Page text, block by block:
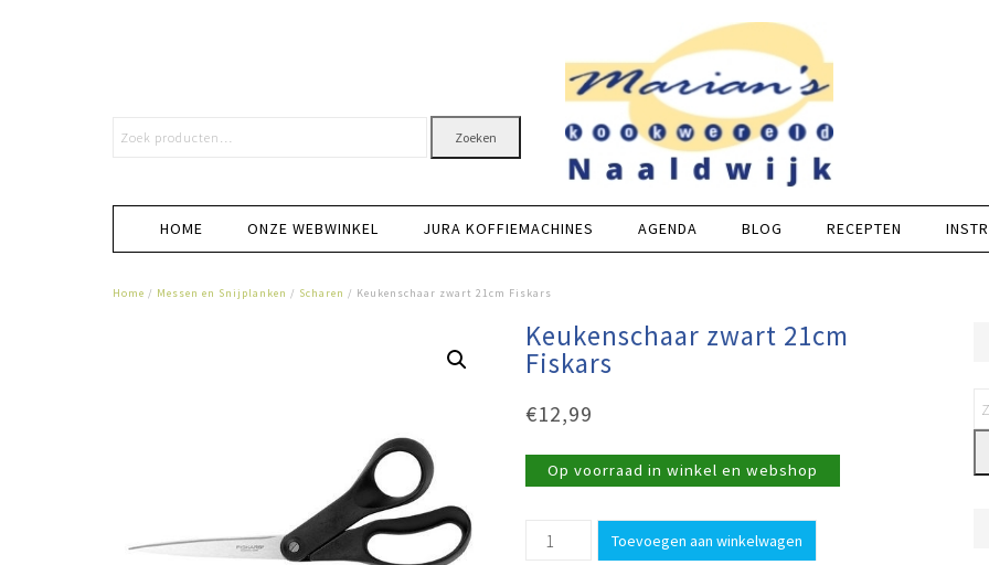
Zoeken
HOME ONZE WEBWINKEL JURA KOFFIEMACHINES AGENDA BLOG RECEPTEN
Home / Messen en Snijplanken / Scharen / Keukenschaar zwart 21cm Fiskars
Keukenschaar zwart 21cm
Fiskars
€12,99
Op voorraad in winkel en webshop
Keukenschaar
zwart
Toevoegen aan winkelwagen